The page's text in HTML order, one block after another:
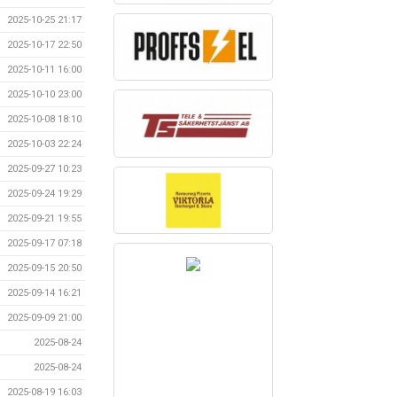
2025-10-25 21:17
2025-10-17 22:50
2025-10-11 16:00
2025-10-10 23:00
2025-10-08 18:10
2025-10-03 22:24
2025-09-27 10:23
2025-09-24 19:29
2025-09-21 19:55
2025-09-17 07:18
2025-09-15 20:50
2025-09-14 16:21
2025-09-09 21:00
2025-08-24
2025-08-24
2025-08-19 16:03